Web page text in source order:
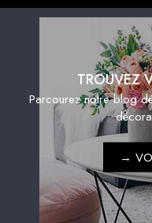
TROUVEZ
Parcourez notre blog
→